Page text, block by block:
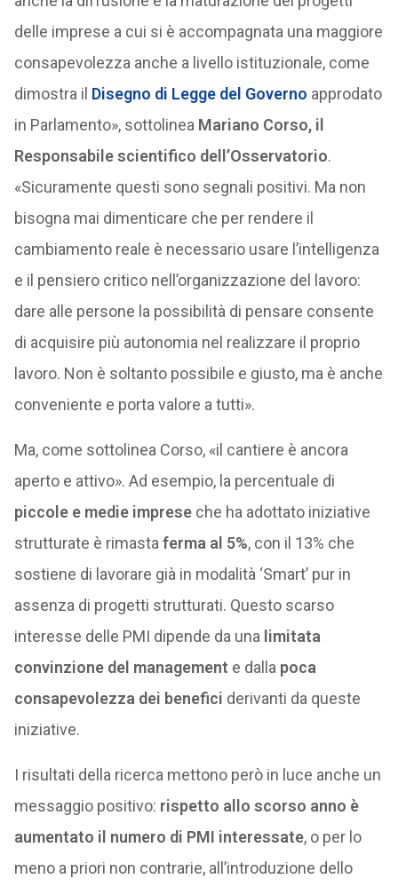
delle imprese a cui si è accompagnata una maggiore
consapevolezza anche a livello istituzionale, come
dimostra il Disegno di Legge del Governo approdato
in Parlamento», sottolinea Mariano Corso, il
Responsabile scientifico dell’Osservatorio.
«Sicuramente questi sono segnali positivi. Ma non
bisogna mai dimenticare che per rendere il
cambiamento reale è necessario usare l’intelligenza
e il pensiero critico nell’organizzazione del lavoro:
dare alle persone la possibilità di pensare consente
di acquisire più autonomia nel realizzare il proprio
lavoro. Non è soltanto possibile e giusto, ma è anche
conveniente e porta valore a tutti».
Ma, come sottolinea Corso, «il cantiere è ancora
aperto e attivo». Ad esempio, la percentuale di
piccole e medie imprese che ha adottato iniziative
strutturate è rimasta ferma al 5%, con il 13% che
sostiene di lavorare già in modalità ‘Smart’ pur in
assenza di progetti strutturati. Questo scarso
interesse delle PMI dipende da una limitata
convinzione del management e dalla poca
consapevolezza dei benefici derivanti da queste
iniziative.
I risultati della ricerca mettono però in luce anche un
messaggio positivo: rispetto allo scorso anno è
aumentato il numero di PMI interessate, o per lo
meno a priori non contrarie, all’introduzione dello